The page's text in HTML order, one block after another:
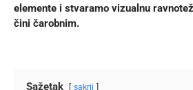
elemente i stvaramo vizualnu
čini čarobnim.
Sažetak sakrij